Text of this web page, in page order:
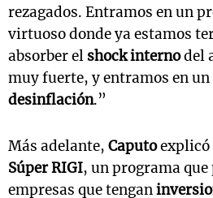
rezagados. Entramos en un
virtuoso donde ya estamos
absorber el shock internodel
muy fuerte, y entramos en un
desinflación.”
Más adelante, Caputoexplicó
Súper RIGI, un programa
empresas que tengan